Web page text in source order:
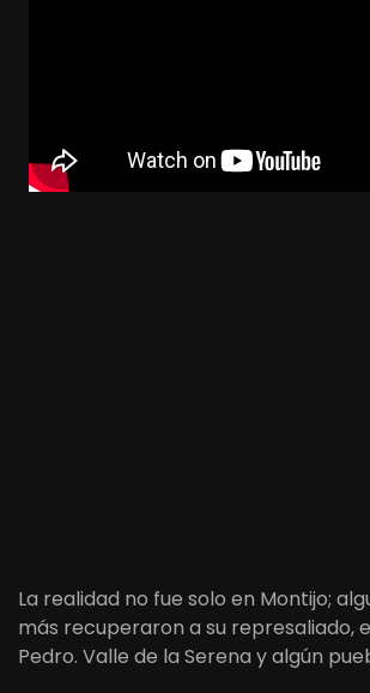
La realidad no fue solo en Montijo;
más recuperaron a su represaliado,
Pedro. Valle de la Serena y algún